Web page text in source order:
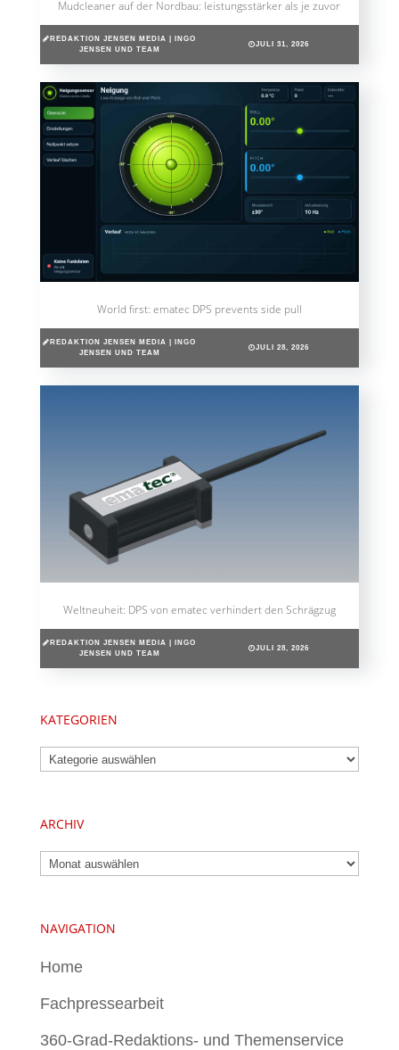
Mudcleaner auf der Nordbau: leistungsstärker als je zuvor
REDAKTION JENSEN MEDIA | INGO
JENSEN UND TEAM
JULI 31, 2026
World first: ematec DPS prevents side pull
REDAKTION JENSEN MEDIA | INGO
JENSEN UND TEAM
JULI 28, 2026
Weltneuheit: DPS von ematec verhindert den Schrägzug
REDAKTION JENSEN MEDIA | INGO
JENSEN UND TEAM
JULI 28, 2026
KATEGORIEN
Kategorien
ARCHIV
Archiv
NAVIGATION
Home
Fachpressearbeit
360-Grad-Redaktions- und Themenservice